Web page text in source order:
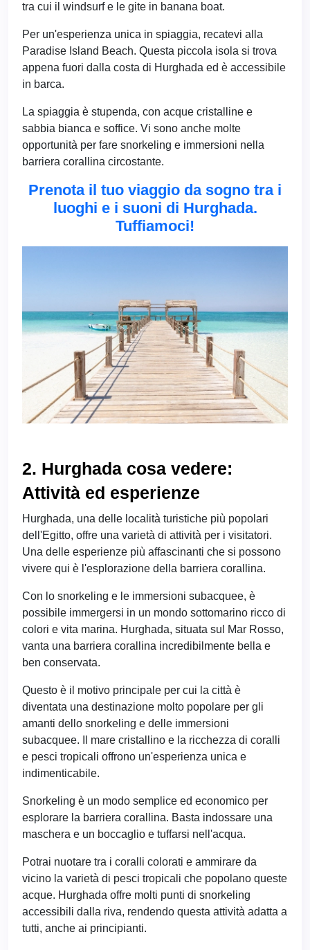
tra cui il windsurf e le gite in banana boat.
Per un'esperienza unica in spiaggia, recatevi alla
Paradise Island Beach. Questa piccola isola si trova
appena fuori dalla costa di Hurghada ed è accessibile
in barca.
La spiaggia è stupenda, con acque cristalline e
sabbia bianca e soffice. Vi sono anche molte
opportunità per fare snorkeling e immersioni nella
barriera corallina circostante.
Prenota il tuo viaggio da sogno tra i
luoghi e i suoni di Hurghada.
Tuffiamoci!
2. Hurghada cosa vedere:
Attività ed esperienze
Hurghada, una delle località turistiche più popolari
dell'Egitto, offre una varietà di attività per i visitatori.
Una delle esperienze più affascinanti che si possono
vivere qui è l'esplorazione della barriera corallina.
Con lo snorkeling e le immersioni subacquee, è
possibile immergersi in un mondo sottomarino ricco di
colori e vita marina. Hurghada, situata sul Mar Rosso,
vanta una barriera corallina incredibilmente bella e
ben conservata.
Questo è il motivo principale per cui la città è
diventata una destinazione molto popolare per gli
amanti dello snorkeling e delle immersioni
subacquee. Il mare cristallino e la ricchezza di coralli
e pesci tropicali offrono un'esperienza unica e
indimenticabile.
Snorkeling è un modo semplice ed economico per
esplorare la barriera corallina. Basta indossare una
maschera e un boccaglio e tuffarsi nell'acqua.
Potrai nuotare tra i coralli colorati e ammirare da
vicino la varietà di pesci tropicali che popolano queste
acque. Hurghada offre molti punti di snorkeling
accessibili dalla riva, rendendo questa attività adatta a
tutti, anche ai principianti.